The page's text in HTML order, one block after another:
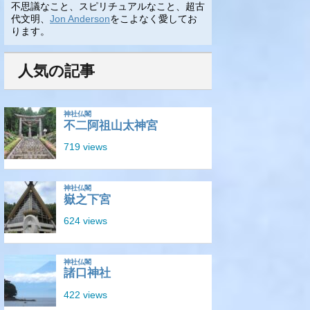
不思議なこと、スピリチュアルなこと、超古
代文明、 Jon Andersonをこよなく愛してお
ります。
人気の記事